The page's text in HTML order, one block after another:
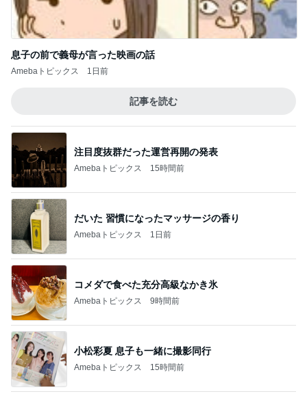
注目度抜群だった運営再開の発表
Amebaトピックス 15時間前
Amebaトピックス 1日前
コメダで食べた充分高級なかき氷
Amebaトピックス 9時間前
小松彩夏 息子も一緒に撮影同行
Amebaトピックス 15時間前